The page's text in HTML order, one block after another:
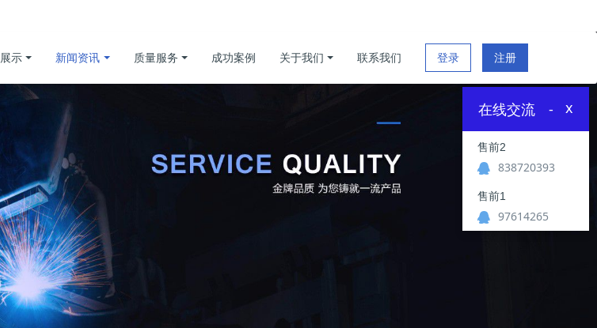
登录 注册
示 新闻资讯 质量服务 成功案例 关于我们 联系我们
在线交流 x
-
售前2
838720393
售前1
97614265